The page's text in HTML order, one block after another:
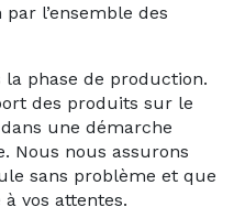
l’ensemble des
phase de production.
des produits sur le
une démarche
Nous nous assurons
sans problème et que
vos attentes.